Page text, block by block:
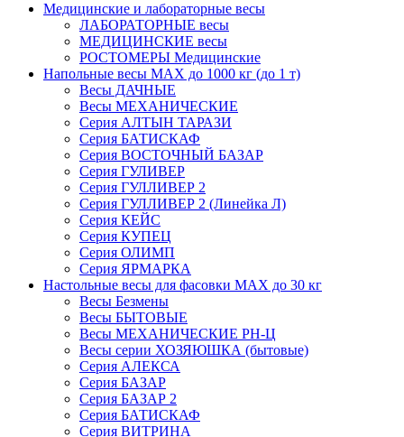
Медицинские и лабораторные весы
ЛАБОРАТОРНЫЕ весы
МЕДИЦИНСКИЕ весы
РОСТОМЕРЫ Медицинские
Напольные весы MAX до 1000 кг (до 1 т)
Весы ДАЧНЫЕ
Весы МЕХАНИЧЕСКИЕ
Серия АЛТЫН ТАРАЗИ
Серия БАТИСКАФ
Серия ВОСТОЧНЫЙ БАЗАР
Серия ГУЛИВЕР
Серия ГУЛЛИВЕР 2
Серия ГУЛЛИВЕР 2 (Линейка Л)
Серия КЕЙС
Серия КУПЕЦ
Серия ОЛИМП
Серия ЯРМАРКА
Настольные весы для фасовки MAX до 30 кг
Весы Безмены
Весы БЫТОВЫЕ
Весы МЕХАНИЧЕСКИЕ РН-Ц
Весы серии ХОЗЯЮШКА (бытовые)
Серия АЛЕКСА
Серия БАЗАР
Серия БАЗАР 2
Серия БАТИСКАФ
Серия ВИТРИНА